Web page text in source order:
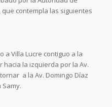
contempla las siguientes
a Villa Lucre contiguo a la
hacia la izquierda por la Av.
a la Av. Domingo Díaz